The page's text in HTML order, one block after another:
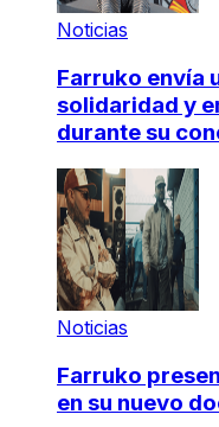
Noticias
Farruko envía
solidaridad y
durante su
Noticias
Farruko
en su nuevo